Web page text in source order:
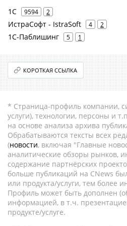
1С 9594 2
ИстраСофт - IstraSoft 4 2
1С-Паблишинг 5 1
КОРОТКАЯ ССЫЛКА
* Страница-профиль компании,
услуги), технологии, персоны и
на основе анализа архива
Обрабатываются тексты всех
(новости, включая "Главные
аналитические обзоры рынков,
содержание партнёрских
больше публикаций на CNews
или продукта/услуги, тем более
Профиль может быть дополнен
информацией, в т.ч.
продукте/услуге.